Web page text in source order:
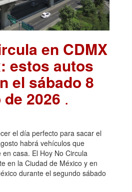
en CDMX
estos autos
el sábado 8
2026 .
el día perfecto para sacar el
habrá vehículos que
casa. El Hoy No Circula
en la Ciudad de México y en
durante el segundo sábado